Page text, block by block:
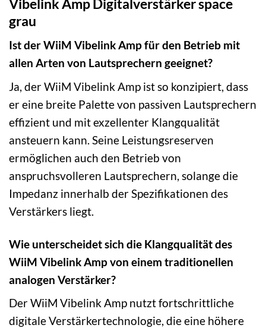
Vibelink Amp Digitalverstärker space
grau
Ist der WiiM Vibelink Amp für den Betrieb mit
allen Arten von Lautsprechern geeignet?
Ja, der WiiM Vibelink Amp ist so konzipiert, dass
er eine breite Palette von passiven Lautsprechern
effizient und mit exzellenter Klangqualität
ansteuern kann. Seine Leistungsreserven
ermöglichen auch den Betrieb von
anspruchsvolleren Lautsprechern, solange die
Impedanz innerhalb der Spezifikationen des
Verstärkers liegt.
Wie unterscheidet sich die Klangqualität des
WiiM Vibelink Amp von einem traditionellen
analogen Verstärker?
Der WiiM Vibelink Amp nutzt fortschrittliche
digitale Verstärkertechnologie, die eine höhere